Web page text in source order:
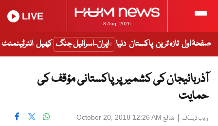
8 Aug, 2026
LIVE
صفحۂ اول تازہ ترین پاکستان دنیا ایران-اسرائیل جنگ کھیل انٹرٹینمنٹ
آذربائیجان کی کشمیر پر پاکستانی مؤقف کی
حمایت
ویب ڈیسک | شائع October 20, 2018 12:26 AM